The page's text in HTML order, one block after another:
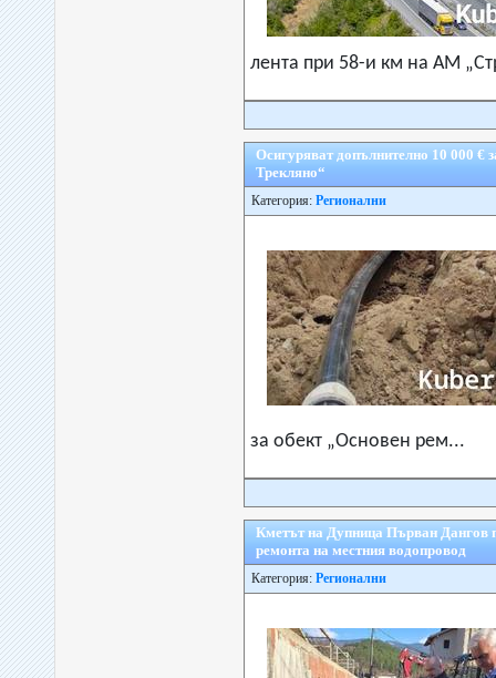
лента при 58-и км на АМ
Осигуряват допълнително 10 000 €
Трекляно“
Категория: Регионални
за обект „Основен рем...
Кметът на Дупница Първан Дангов
ремонта на местния водопровод
Категория: Регионални